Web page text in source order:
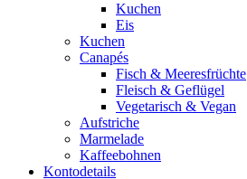
Kuchen
Eis
Kuchen
Canapés
Fisch & Meeresfrüchte
Fleisch & Geflügel
Vegetarisch & Vegan
Aufstriche
Marmelade
Kaffeebohnen
Kontodetails